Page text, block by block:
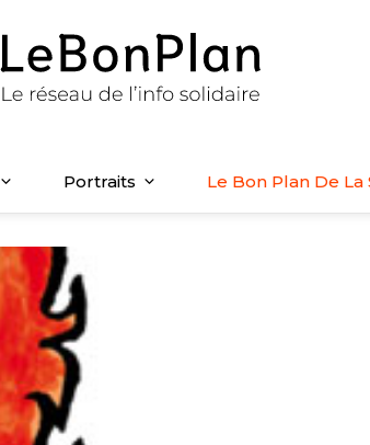
Portraits Le Bon Plan De La